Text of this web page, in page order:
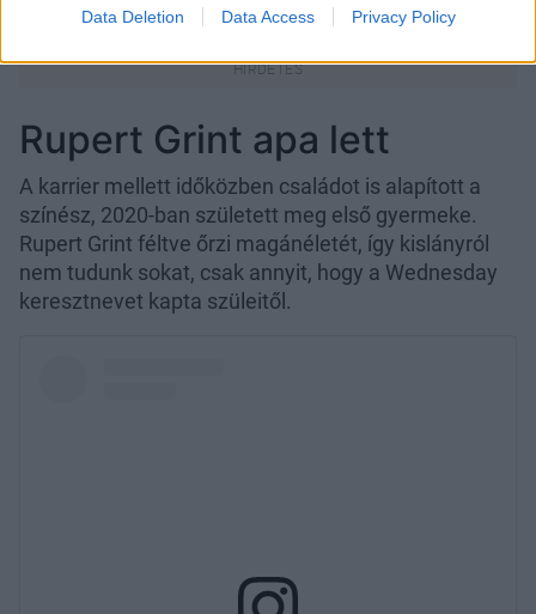
Data Deletion Data Access Privacy Policy
Rupert Grint apa lett
A karrier mellett időközben családot is alapított a
színész, 2020-ban született meg első gyermeke.
Rupert Grint féltve őrzi magánéletét, így kislányról
nem tudunk sokat, csak annyit, hogy a Wednesday
keresztnevet kapta szüleitől.